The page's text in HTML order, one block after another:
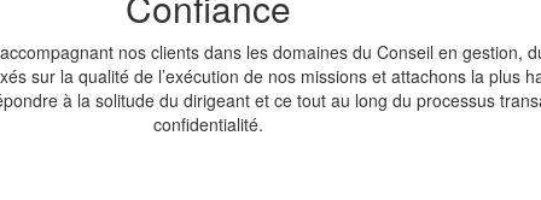
nos clients dans les domaines du Conseil en gestion,
sur la qualité de l’exécution de nos missions et attachons la plus
à la solitude du dirigeant et ce tout au long du processus
confidentialité.